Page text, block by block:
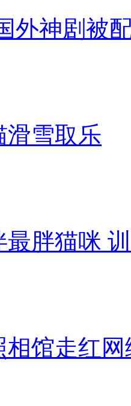
外神剧被
滑雪取乐
最胖猫咪
相馆走红网